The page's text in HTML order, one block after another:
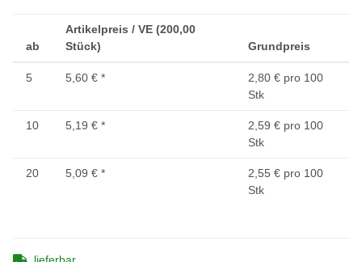
ab
Artikelpreis / VE (200,00
Stück)
Grundpreis
5 5,60 € *
2,80 € pro 100
Stk
10 5,19 € *
2,59 € pro 100
Stk
20 5,09 € *
2,55 € pro 100
Stk